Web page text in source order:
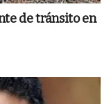
de tránsito en